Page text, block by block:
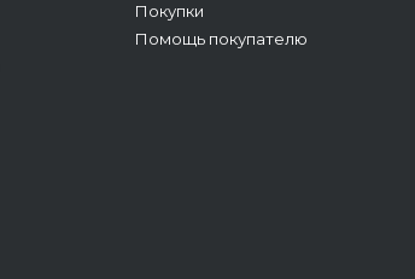
Покупки
Помощь покупателю